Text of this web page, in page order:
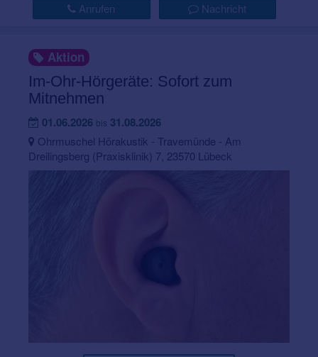
Anrufen Nachricht
Aktion
Im-Ohr-Hörgeräte: Sofort zum
Mitnehmen
01.06.2026 bis 31.08.2026
Ohrmuschel Hörakustik - Travemünde - Am
Dreilingsberg (Praxisklinik) 7, 23570 Lübeck